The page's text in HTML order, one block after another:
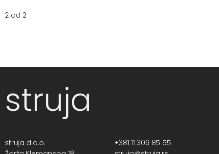
2 od 2
struja
struja d.o.o.
+381 11 309 85 55